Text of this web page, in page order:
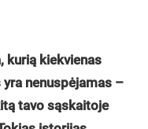
kurią kiekvienas
nenuspėjamas –
tavo sąskaitoje